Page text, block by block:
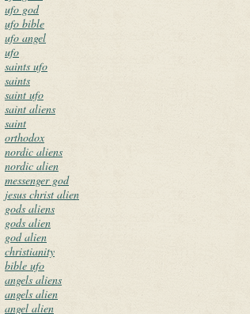
ufo god
ufo bible
ufo angel
ufo
saints ufo
saints
saint ufo
saint aliens
saint
orthodox
nordic aliens
nordic alien
messenger god
jesus christ alien
gods aliens
gods alien
god alien
christianity
bible ufo
angels aliens
angels alien
angel alien